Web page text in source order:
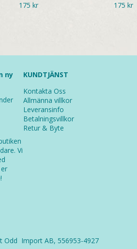
175 kr 175kr
ny
Vi
KUNDTJÄNST
Kontakta Oss
Allmänna villkor
Leveransinfo
Betalningsvillkor
Retur & Byte
Odd Import AB, 556953-4927